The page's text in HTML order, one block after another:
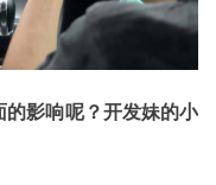
影响呢？开发妹的小